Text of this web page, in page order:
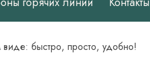
быстро, просто, удобно!